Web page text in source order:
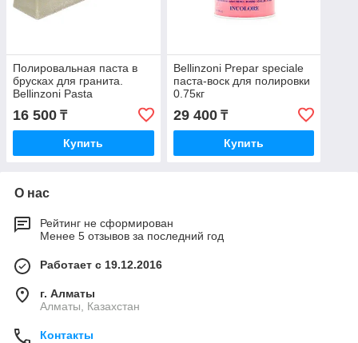
Полировальная паста в
брусках для гранита.
Bellinzoni Pasta
Abrasiva.0.65кг
16 500 ₸
Купить
Bellinzoni Prepar speciale
паста-воск для полировки
0.75кг
29 400₸
Купить
О нас
Рейтинг не сформирован
Менее 5 отзывов за последний год
Работает с 19.12.2016
г. Алматы
Алматы, Казахстан
Контакты